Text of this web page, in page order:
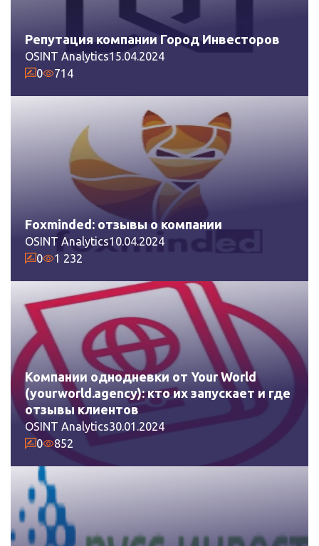
Репутация компании Город Инвесторов
OSINT Analytics15.04.2024
0
714
Foxminded: отзывы о компании
OSINT Analytics10.04.2024
0
1 232
Компании однодневки от Your World
(yourworld.agency): кто их запускает и где
отзывы клиентов
OSINT Analytics30.01.2024
0
852